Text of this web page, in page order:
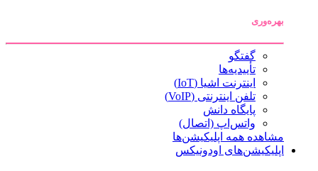
بهره‌وری
گفتگو
تأییدیه‌ها
اینترنت اشیا (IoT)
تلفن اینترنتی (VoIP)
پایگاه دانش
واتس‌اپ (اتصال)
مشاهده همه اپلیکیشن‌ها
اپلیکیشن‌های اودونیکس